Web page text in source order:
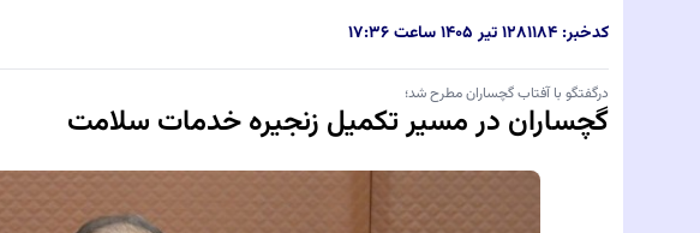
کدخبر: ۸۱۱۸۴ ۱۲ تیر ۱۴۰۵ ساعت ۱۷:۳۶
درگفتگو با آفتاب گچساران مطرح شد؛
گچساران در مسیر تکمیل زنجیره خدمات سلامت